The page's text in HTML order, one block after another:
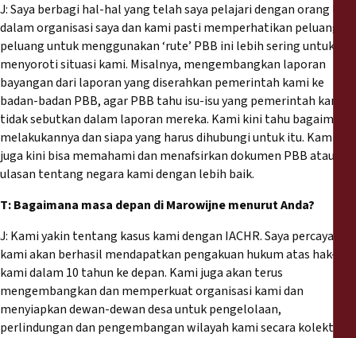
J: Saya berbagi hal-hal yang telah saya pelajari dengan orang lain
dalam organisasi saya dan kami pasti memperhatikan peluang-
peluang untuk menggunakan ‘rute’ PBB ini lebih sering untuk
menyoroti situasi kami. Misalnya, mengembangkan laporan
bayangan dari laporan yang diserahkan pemerintah kami ke
badan-badan PBB, agar PBB tahu isu-isu yang pemerintah kami
tidak sebutkan dalam laporan mereka. Kami kini tahu bagaimana
melakukannya dan siapa yang harus dihubungi untuk itu. Kami
juga kini bisa memahami dan menafsirkan dokumen PBB atau
ulasan tentang negara kami dengan lebih baik.
T: Bagaimana masa depan di Marowijne menurut Anda?
J: Kami yakin tentang kasus kami dengan IACHR. Saya percaya
kami akan berhasil mendapatkan pengakuan hukum atas hak-hak
kami dalam 10 tahun ke depan. Kami juga akan terus
mengembangkan dan memperkuat organisasi kami dan
menyiapkan dewan-dewan desa untuk pengelolaan,
perlindungan dan pengembangan wilayah kami secara kolektif.